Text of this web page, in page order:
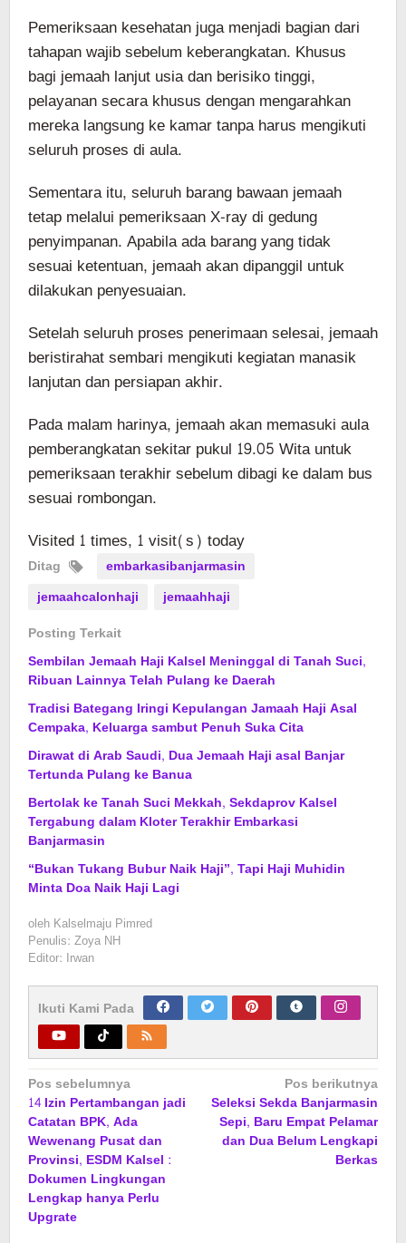
Pemeriksaan kesehatan juga menjadi bagian dari
tahapan wajib sebelum keberangkatan. Khusus
bagi jemaah lanjut usia dan berisiko tinggi,
pelayanan secara khusus dengan mengarahkan
mereka langsung ke kamar tanpa harus mengikuti
seluruh proses di aula.
Sementara itu, seluruh barang bawaan jemaah
tetap melalui pemeriksaan X-ray di gedung
penyimpanan. Apabila ada barang yang tidak
sesuai ketentuan, jemaah akan dipanggil untuk
dilakukan penyesuaian.
Setelah seluruh proses penerimaan selesai, jemaah
beristirahat sembari mengikuti kegiatan manasik
lanjutan dan persiapan akhir.
Pada malam harinya, jemaah akan memasuki aula
pemberangkatan sekitar pukul 19.05 Wita untuk
pemeriksaan terakhir sebelum dibagi ke dalam bus
sesuai rombongan.
Visited 1 times, 1 visit(s) today
Ditag
embarkasibanjarmasin
jemaahcalonhaji
jemaahhaji
Posting Terkait
Sembilan Jemaah Haji Kalsel Meninggal di Tanah Suci,
Ribuan Lainnya Telah Pulang ke Daerah
Tradisi Bategang Iringi Kepulangan Jamaah Haji Asal
Cempaka, Keluarga sambut Penuh Suka Cita
Dirawat di Arab Saudi, Dua Jemaah Haji asal Banjar
Tertunda Pulang ke Banua
Bertolak ke Tanah Suci Mekkah, Sekdaprov Kalsel
Tergabung dalam Kloter Terakhir Embarkasi
Banjarmasin
“Bukan Tukang Bubur Naik Haji”, Tapi Haji Muhidin
Minta Doa Naik Haji Lagi
oleh Kalselmaju Pimred
Penulis: Zoya NH
Editor: Irwan
Ikuti Kami Pada
Navigasi
pos
Pos sebelumnya
14 Izin Pertambangan jadi
Catatan BPK, Ada
Wewenang Pusat dan
Provinsi, ESDM Kalsel :
Dokumen Lingkungan
Lengkap hanya Perlu
Upgrate
Pos berikutnya
Seleksi Sekda Banjarmasin
Sepi, Baru Empat Pelamar
dan Dua Belum Lengkapi
Berkas